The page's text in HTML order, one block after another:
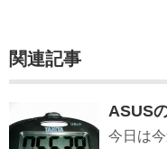
関連記事
ASUS
今日は